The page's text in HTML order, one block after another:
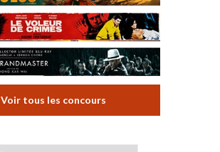
Voir tous les concours